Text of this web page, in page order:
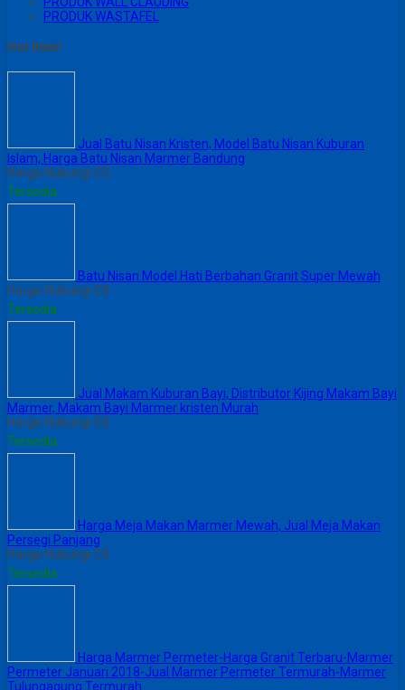
PRODUK WASTAFEL
Hot Item!
Jual Batu Nisan Kristen, Model Batu Nisan Kuburan
Islam, Harga Batu Nisan Marmer Bandung
Harga Hubungi CS
Tersedia
Batu Nisan Model Hati Berbahan Granit Super Mewah
Harga Hubungi CS
Tersedia
Jual Makam Kuburan Bayi, Distributor Kijing Makam Bayi
Marmer, Makam Bayi Marmer kristen Murah
Harga Hubungi CS
Tersedia
Harga Meja Makan Marmer Mewah, Jual Meja Makan
Persegi Panjang
Harga Hubungi CS
Tersedia
Harga Marmer Permeter-Harga Granit Terbaru-Marmer
Permeter Januari 2018-Jual Marmer Permeter Termurah-Marmer
Tulungagung Termurah